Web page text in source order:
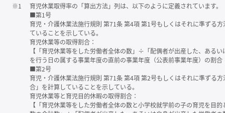
※1
育児休業取得率の「算出方法」列は、以下のように定義されています。
■第1号
育児・介護休業法施行規則 第71条 第4項 第1号もしくはそれに準ずる
ていることを示している。
育児休業等の取得割合：
【「育児休業等をした労働者全体の数」÷「配偶者が出産した、ある
を行う日の属する事業年度の直前の事業年度（公表前事業年度）の割合
■第2号
育児・介護休業法施行規則 第71条 第4項 第2号もしくはそれに準ずる
合」を計算していることを示している。
育児休業等と育児目的休暇の取得割合：
【「育児休業等をした労働者全体の数と小学校就学前の子の育児を目